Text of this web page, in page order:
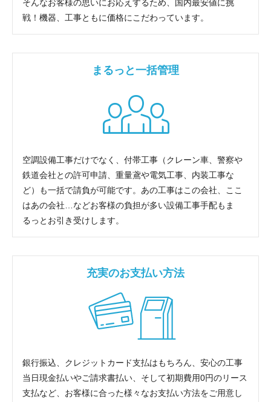
そんなお客様の思いにお応えするため、国内最安値に挑
戦！機器、工事ともに価格にこだわっています。
まるっと一括管理
空調設備工事だけでなく、付帯工事（クレーン車、警察や
鉄道会社との許可申請、重量鳶や電気工事、内装工事な
ど）も一括で請負が可能です。あの工事はこの会社、ここ
はあの会社…などお客様の負担が多い設備工事手配もま
るっとお引き受けします。
充実のお支払い方法
銀行振込、クレジットカード支払はもちろん、安心の工事
当日現金払いやご請求書払い、そして初期費用0円のリース
支払など、お客様に合った様々なお支払い方法をご用意し